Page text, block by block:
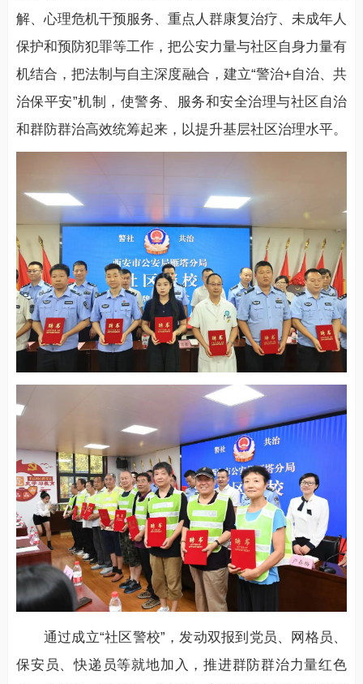
解、心理危机干预服务、重点人群康复治疗、未成年人
保护和预防犯罪等工作，把公安力量与社区自身力量有
机结合，把法制与自主深度融合，建立“警治+自治、共
治保平安”机制，使警务、服务和安全治理与社区自治
和群防群治高效统筹起来，以提升基层社区治理水平。
通过成立“社区警校”，发动双报到党员、网格员、
保安员、快递员等就地加入，推进群防群治力量红色